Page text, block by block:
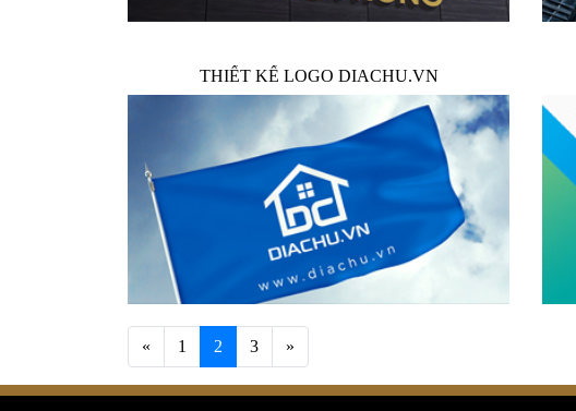
THIẾT KẾ LOGO DIACHU.VN
« PREVIOUS
1 2 3 »